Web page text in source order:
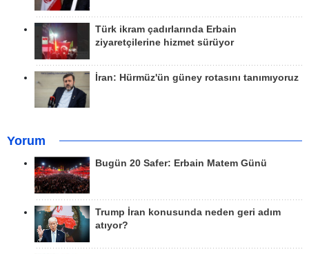
Türk ikram çadırlarında Erbain
ziyaretçilerine hizmet sürüyor
İran: Hürmüz'ün güney rotasını tanımıyoruz
Yorum
Bugün 20 Safer: Erbain Matem Günü
Trump İran konusunda neden geri adım
atıyor?